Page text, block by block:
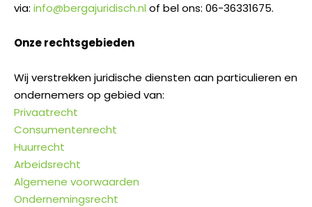
via: info@bergajuridisch.nl of bel ons: 06-36331675.
Onze rechtsgebieden
Wij verstrekken juridische diensten aan particulieren en
ondernemers op gebied van:
Privaatrecht
Consumentenrecht
Huurrecht
Arbeidsrecht
Algemene voorwaarden
Ondernemingsrecht